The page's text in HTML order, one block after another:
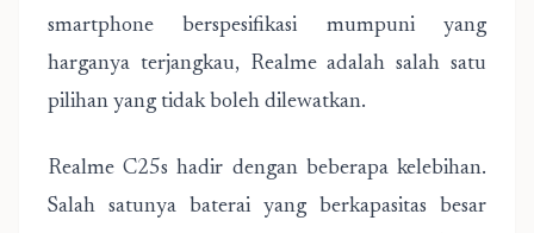
smartphone berspesifikasi mumpuni yang
harganya terjangkau, Realme adalah salah satu
pilihan yang tidak boleh dilewatkan.
Realme C25s hadir dengan beberapa kelebihan.
Salah satunya baterai yang berkapasitas besar